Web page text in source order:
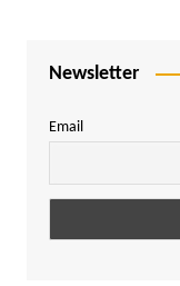
Newsletter
Email